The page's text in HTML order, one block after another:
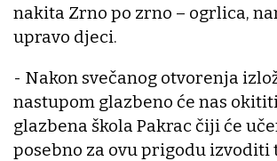
nakita Zrno po zrno – ogrlica,
upravo djeci.
- Nakon svečanog otvorenja
nastupom glazbeno će nas
glazbena škola Pakrac čiji će
posebno za ovu prigodu